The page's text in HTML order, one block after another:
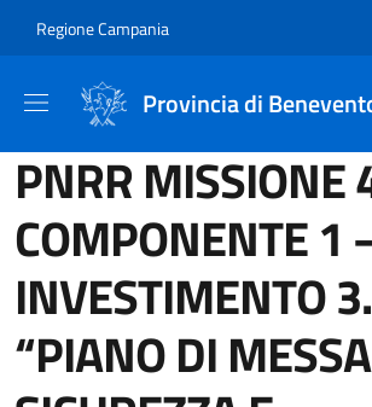
Regione Campania
Provincia di
PNRR MISSIONE
COMPONENTE 1
INVESTIMENTO
“PIANO DI